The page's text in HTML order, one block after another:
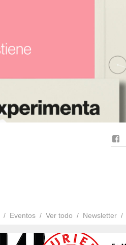
Eventos Ver todo Newsletter